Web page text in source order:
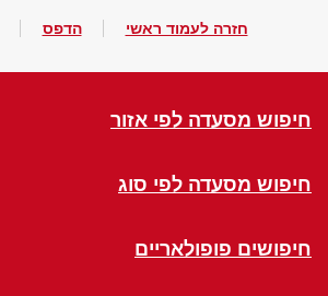
חזרה לעמוד ראשי הדפס
חיפוש מסעדה לפי אזור
חיפוש מסעדה לפי סוג
חיפושים פופולאריים